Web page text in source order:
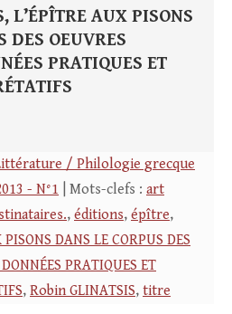
L’ÉPÎTRE AUX PISONS
DES OEUVRES
PRATIQUES ET
/ Philologie grecque
- N°1 | Mots-clefs : art
, éditions, épître,
DANS LE CORPUS DES
PRATIQUES ET
, Robin GLINATSIS, titre